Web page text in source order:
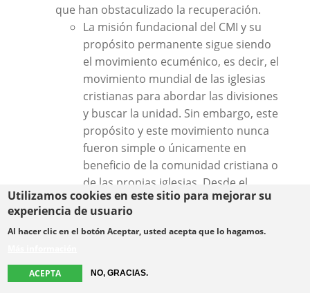
Utilizamos cookies en este sitio para mejorar su
experiencia de usuario
Al hacer clic en el botón Aceptar, usted acepta que lo hagamos.
ACEPTA NO, GRACIAS.
que han obstaculizado la recuperación.
La misión fundacional del CMI y su
propósito permanente sigue siendo
el movimiento ecuménico, es decir, el
movimiento mundial de las iglesias
cristianas para abordar las divisiones
y buscar la unidad. Sin embargo, este
propósito y este movimiento nunca
fueron simple o únicamente en
beneficio de la comunidad cristiana o
de las propias iglesias. Desde el
principio, la búsqueda de la unidad
del CMI ha sido por el bien de la
humanidad y del planeta, en aras de
Es este propósito más amplio el que